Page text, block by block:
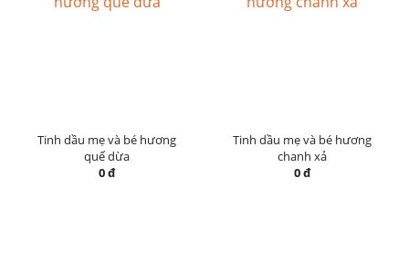
Tinh dầu mẹ và bé hương
quế dừa
0 đ
Tinh dầu mẹ và bé hương
chanh xả
0 đ